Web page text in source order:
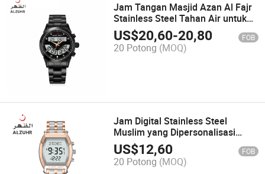
Jam Tangan Masjid Azan Al Fajr
Stainless Steel Tahan Air untuk
Pria
US$20,60-20,80 FOB
20 Potong (MOQ)
Jam Digital Stainless Steel
Muslim yang Dipersonalisasi
dengan Fungsi Qibla
US$12,60 FOB
20 Potong (MOQ)